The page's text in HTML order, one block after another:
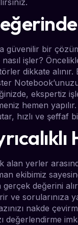
bir
nasıl işler?
dikkate
ekspertiz
hemen
hızlı ve şeffaf
yerler
ekibimiz
değerini
ve sorularınıza
nakde
değerlendirme